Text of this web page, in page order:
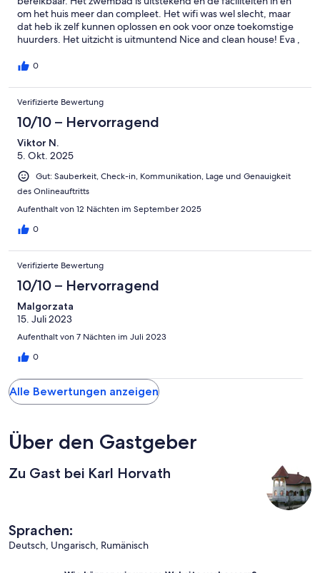
om het huis meer dan compleet. Het wifi was wel slecht, maar
dat heb ik zelf kunnen oplossen en ook voor onze toekomstige
huurders. Het uitzicht is uitmuntend Nice and clean house! Eva ,
pool is excellent and the facilities in and around the house are
also for our future renters. The view is outstanding Schönes und
sauberes Haus! Eva , die Gastgeberin ist freundlich und immer
zur Verfügung. Der Pool ist ausgezeichnet und die
Einrichtungen in und um das Haus mehr als komplett. Die Wi-Fi
war schlecht, aber ich habe es selbst reparieren und auch für
unsere zukünftigen Mieter. Die Aussicht ist schön
0
Verifizierte Bewertung
10/10 – Hervorragend
Viktor N.
5. Okt. 2025
Gut: Sauberkeit, Check-in, Kommunikation, Lage und Genauigkeit
des Onlineauftritts
Aufenthalt von 12 Nächten im September 2025
0
Verifizierte Bewertung
10/10 – Hervorragend
Malgorzata
15. Juli 2023
Aufenthalt von 7 Nächten im Juli 2023
0
Alle Bewertungen anzeigen
Über den Gastgeber
Zu Gast bei Karl Horvath
Sprachen:
Deutsch, Ungarisch, Rumänisch